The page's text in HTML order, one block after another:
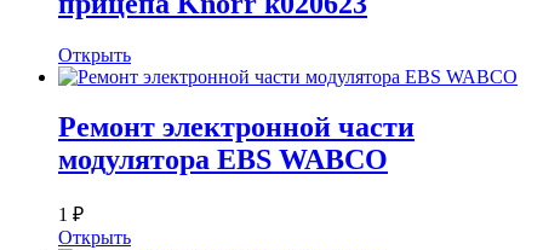
Открыть
Ремонт электронной части
модулятора EBS WABCO
1 ₽
Открыть